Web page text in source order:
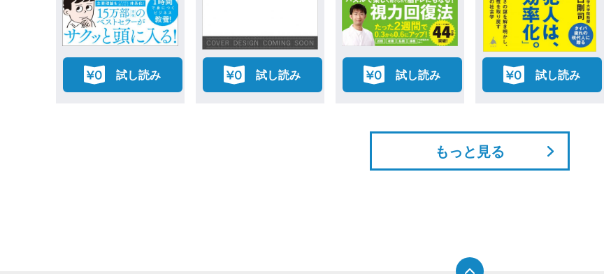
試し読み 試し読み 試し読み 試し読み
もっと見る